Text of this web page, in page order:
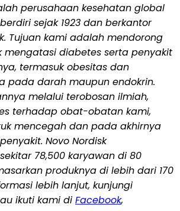
perusahaan kesehatan global
sejak 1923 dan berkantor
Tujuan kami adalah mendorong
mengatasi diabetes serta penyakit
termasuk obesitas dan
pada darah maupun endokrin.
melalui terobosan ilmiah,
terhadap obat-obatan kami,
mencegah dan pada akhirnya
Novo Nordisk
78,500 karyawan di 80
produknya di lebih dari 170
lebih lanjut, kunjungi
ikuti kami di Facebook,